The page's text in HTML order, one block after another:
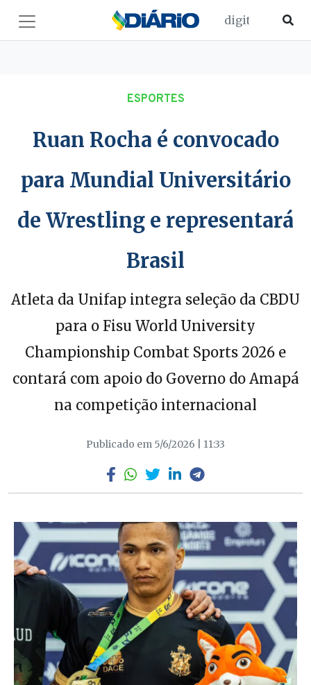
ESPORTES
Ruan Rocha é convocado
para Mundial Universitário
de Wrestling e representará
Brasil
Atleta da Unifap integra seleção da CBDU
para o Fisu World University
Championship Combat Sports 2026 e
contará com apoio do Governo do Amapá
na competição internacional
Publicado em 5/6/2026 | 11:33